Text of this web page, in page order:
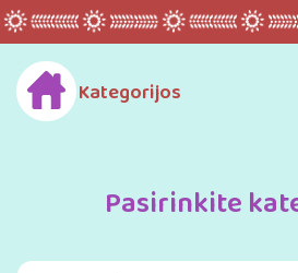
Kategorijos
Pasirinkite